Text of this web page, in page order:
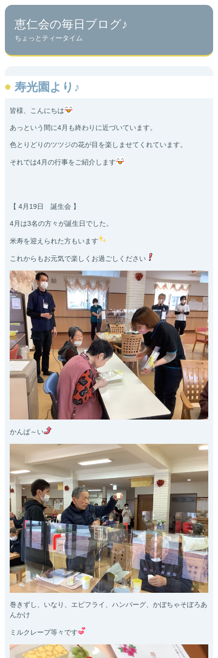
恵仁会の毎日ブログ♪
ちょっとティータイム
寿光園より♪
皆様、こんにちは
あっという間に4月も終わりに近づいています。
色とりどりのツツジの花が目を楽しませてくれています。
それでは4月の行事をご紹介します
【 4月19日 誕生会 】
4月は3名の方々が誕生日でした。
米寿を迎えられた方もいます
これからもお元気で楽しくお過ごしください
かんぱ～い
巻きずし、いなり、エビフライ、ハンバーグ、かぼちゃそぼろあ
んかけ
ミルクレープ等々です